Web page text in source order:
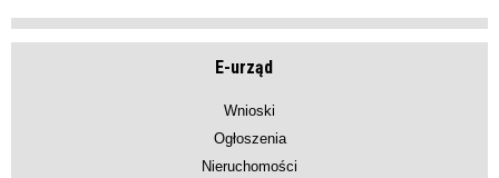
E-urząd
Wnioski
Ogłoszenia
Nieruchomości